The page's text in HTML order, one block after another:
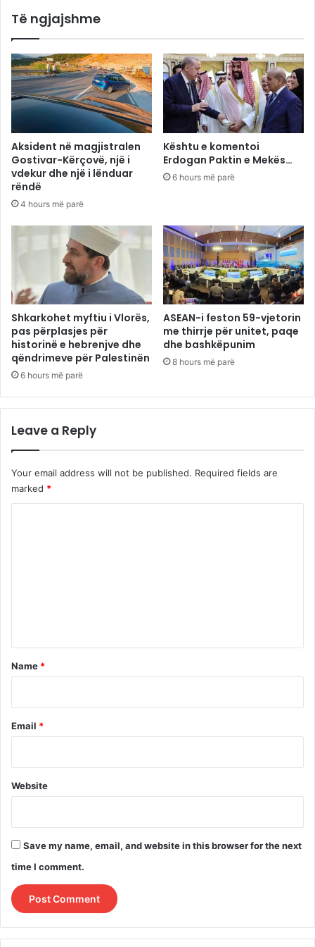
Të ngjajshme
Aksident në magjistralen
Gostivar-Kërçovë, një i
vdekur dhe një i lënduar
rëndë
4 hours më parë
Kështu e komentoi
Erdogan Paktin e Mekës…
6 hours më parë
Shkarkohet myftiu i Vlorës,
pas përplasjes për
historinë e hebrenjve dhe
qëndrimeve për Palestinën
6 hours më parë
ASEAN-i feston 59-vjetorin
me thirrje për unitet, paqe
dhe bashkëpunim
8 hours më parë
Leave a Reply
Your email address will not be published. Required fields are
marked *
*
Name *
Email *
Website
Save my name, email, and website in this browser for the next
time I comment.